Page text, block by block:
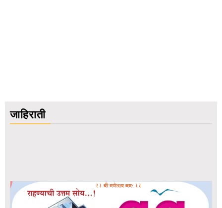
जाहिराती